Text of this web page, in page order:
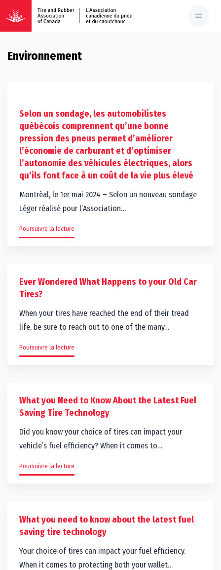
Environnement
Selon un sondage, les automobilistes
québécois comprennent qu’une bonne
pression des pneus permet d’améliorer
l’économie de carburant et d’optimiser
l’autonomie des véhicules électriques, alors
qu’ils font face à un coût de la vie plus élevé
Montréal, le 1er mai 2024 – Selon un nouveau sondage
Léger réalisé pour l’Association…
Poursuivre la lecture
Ever Wondered What Happens to your Old Car
Tires?
When your tires have reached the end of their tread
life, be sure to reach out to one of the many…
Poursuivre la lecture
What you Need to Know About the Latest Fuel
Saving Tire Technology
Did you know your choice of tires can impact your
vehicle’s fuel efficiency? When it comes to…
Poursuivre la lecture
What you need to know about the latest fuel
saving tire technology
Your choice of tires can impact your fuel efficiency.
When it comes to protecting both your wallet…